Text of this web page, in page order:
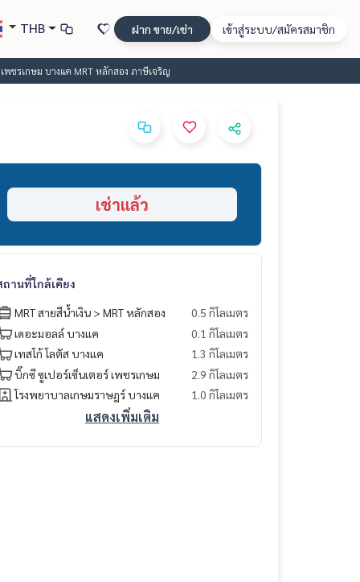
THB ฝาก ขาย/เช่า เข้าสู่ระบบ/สมัครสมาชิก
พชรเกษม บางแค MRT หลักสอง ภาษีเจริญ
เช่าแล้ว
ถานที่ใกล้เคียง
MRT สายสีน้ำเงิน > MRT หลักสอง
0.5 กิโลเมตร
เดอะมอลล์ บางแค
0.1 กิโลเมตร
เทสโก้ โลตัส บางแค
1.3 กิโลเมตร
บิ๊กซี ซูเปอร์เซ็นเตอร์ เพชรเกษม
2.9 กิโลเมตร
โรงพยาบาลเกษมราษฎร์ บางแค
1.0 กิโลเมตร
แสดงเพิ่มเติม